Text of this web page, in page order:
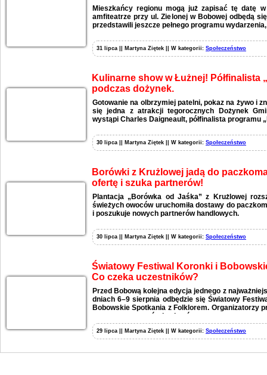
Mieszkańcy regionu mogą już zapisać tę datę
amfiteatrze przy ul. Zielonej w Bobowej odbędą
przedstawili jeszcze pełnego programu
31 lipca || Martyna Ziętek || W kategorii: Społeczeństwo
Kulinarne show w Łużnej! Półfinalista
podczas dożynek.
Gotowanie na olbrzymiej patelni, pokaz na żywo i
się jedna z atrakcji tegorocznych Dożynek
wystąpi Charles Daigneault, półfinalista programu
30 lipca || Martyna Ziętek || W kategorii: Społeczeństwo
Borówki z Krużlowej jadą do
ofertę i szuka partnerów!
Plantacja „Borówka od Jaśka” z Krużlowej
świeżych owoców uruchomiła dostawy do
i poszukuje nowych partnerów handlowych.
30 lipca || Martyna Ziętek || W kategorii: Społeczeństwo
Światowy Festiwal Koronki i
Co czeka uczestników?
Przed Bobową kolejna edycja jednego z
dniach 6–9 sierpnia odbędzie się Światowy
Bobowskie Spotkania z Folklorem. Organizatorzy
wystaw, warsztatów i pokazów.
29 lipca || Martyna Ziętek || W kategorii: Społeczeństwo